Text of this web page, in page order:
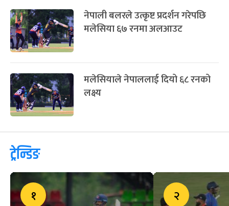
नेपाली बलरले उत्कृष्ट प्रदर्शन गरेपछि
मलेसिया ६७ रनमा अलआउट
मलेसियाले नेपाललाई दियो ६८ रनको
लक्ष्य
ट्रेन्डिङ
१ २